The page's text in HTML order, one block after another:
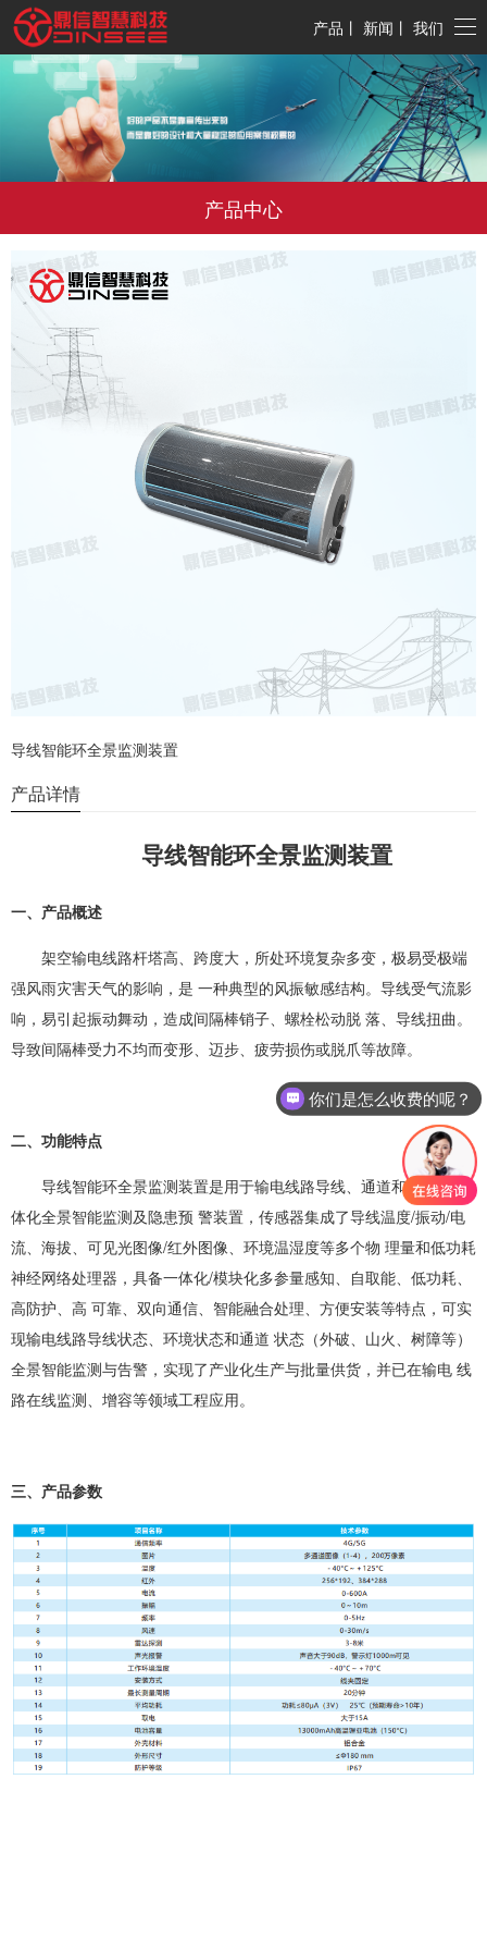
产品 丨 新闻 丨 我们
产品中心
导线智能环全景监测装置
产品详情
导线智能环全景监测装置
一、产品概述
架空输电线路杆塔高、跨度大，所处环境复杂多变，极易受极端
强风雨灾害天气的影响，是 一种典型的风振敏感结构。导线受气流影
响，易引起振动舞动，造成间隔棒销子、螺栓松动脱 落、导线扭曲。
导致间隔棒受力不均而变形、迈步、疲劳损伤或脱爪等故障。
二、功能特点
导线智能环全景监测装置是用于输电线路导线、通道和环境的一
体化全景智能监测及隐患预 警装置，传感器集成了导线温度/振动/电
流、海拔、可见光图像/红外图像、环境温湿度等多个物 理量和低功耗
神经网络处理器，具备一体化/模块化多参量感知、自取能、低功耗、
高防护、高 可靠、双向通信、智能融合处理、方便安装等特点，可实
现输电线路导线状态、环境状态和通道 状态（外破、山火、树障等）
全景智能监测与告警，实现了产业化生产与批量供货，并已在输电 线
路在线监测、增容等领域工程应用。
三、产品参数
你们是怎么收费的呢？